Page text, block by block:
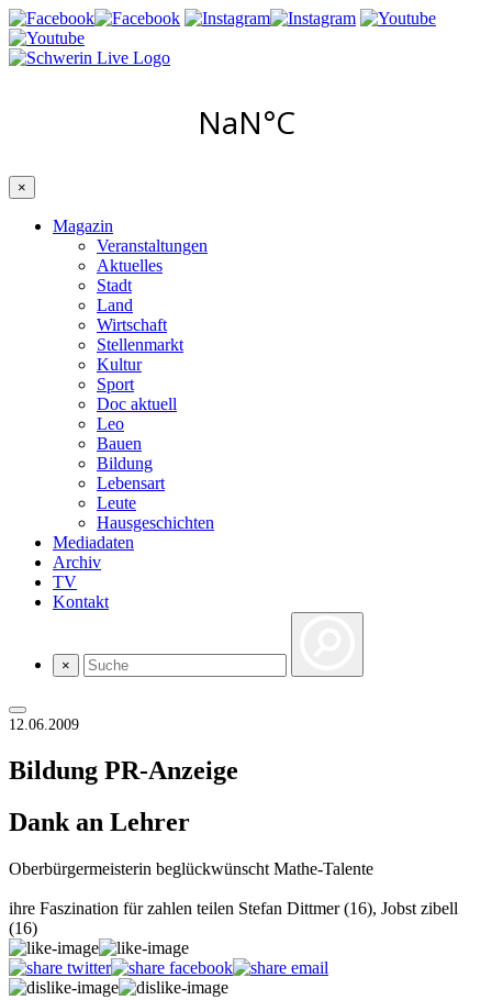
×
Magazin
Veranstaltungen
Aktuelles
Stadt
Land
Wirtschaft
Stellenmarkt
Kultur
Sport
Doc aktuell
Leo
Bauen
Bildung
Lebensart
Leute
Hausgeschichten
Mediadaten
Archiv
TV
Kontakt
×
12.06.2009
Bildung PR-Anzeige
Dank an Lehrer
Oberbürgermeisterin beglückwünscht Mathe-Talente
ihre Faszination für zahlen teilen Stefan Dittmer (16), Jobst zibell
(16)